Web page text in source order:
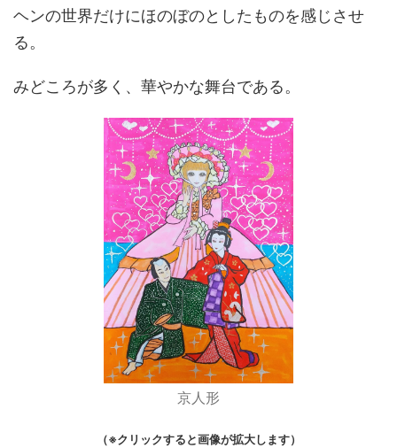
ヘンの世界だけにほのぼのとしたものを感じさせ
る。
みどころが多く、華やかな舞台である。
京人形
（※クリックすると画像が拡大します）